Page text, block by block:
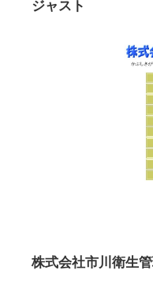
ジャスト
株式会社市川衛生